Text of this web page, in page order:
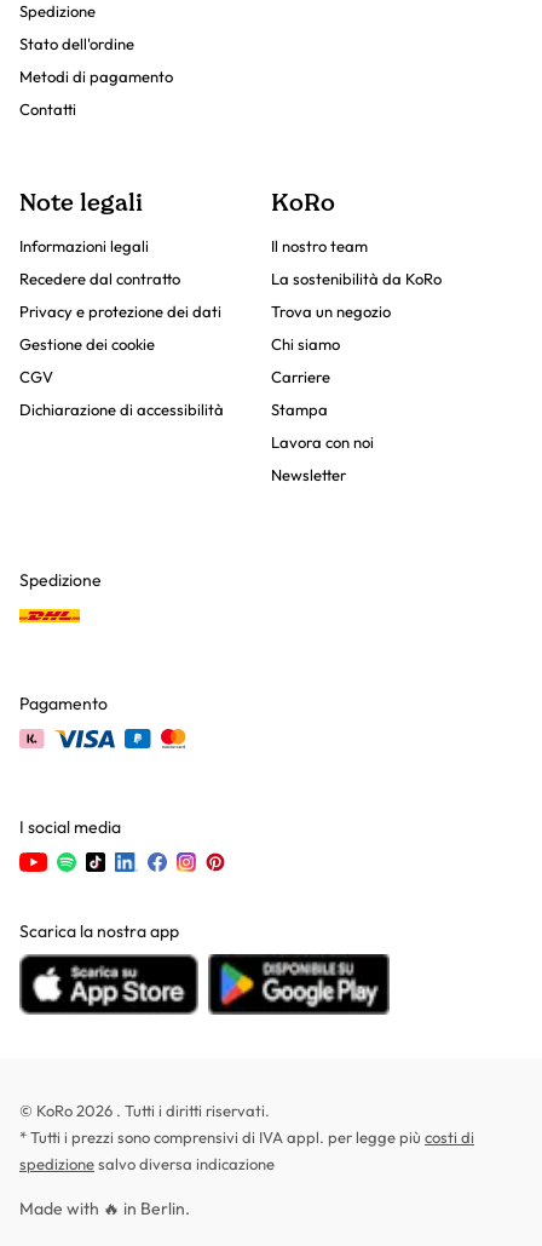
Spedizione
Stato dell'ordine
Metodi di pagamento
Contatti
Note legali
Informazioni legali
Recedere dal contratto
Privacy e protezione dei dati
Gestione dei cookie
CGV
Dichiarazione di accessibilità
KoRo
Il nostro team
La sostenibilità da KoRo
Trova un negozio
Chi siamo
Carriere
Stampa
Lavora con noi
Newsletter
Spedizione
Pagamento
I social media
Scarica la nostra app
© KoRo 2026 . Tutti i diritti riservati.
* Tutti i prezzi sono comprensivi di IVA appl. per legge più costi di
spedizionesalvo diversa indicazione
Made with 🔥 in Berlin.